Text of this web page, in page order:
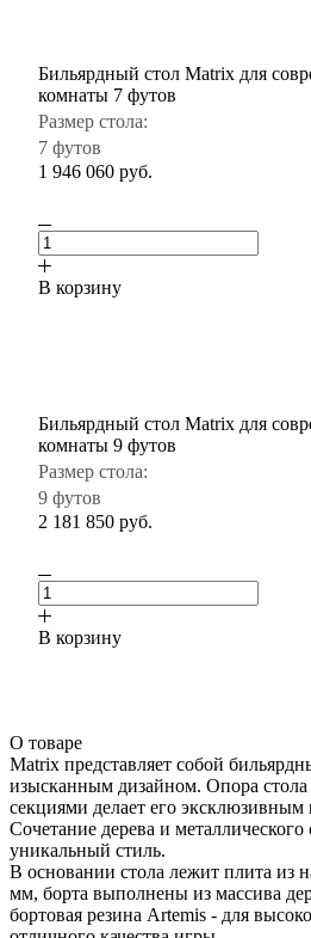
Бильярдный стол Matrix для
комнаты 7 футов
Размер стола:
7 футов
1 946 060 руб.
В корзину
Бильярдный стол Matrix для
комнаты 9 футов
Размер стола:
9 футов
2 181 850 руб.
В корзину
О товаре
Matrix представляет собой
изысканным дизайном. Опора
секциями делает его эксклюзивным
Сочетание дерева и металлического
уникальный стиль.
В основании стола лежит плита из
мм, борта выполнены из массива
бортовая резина Artemis - для